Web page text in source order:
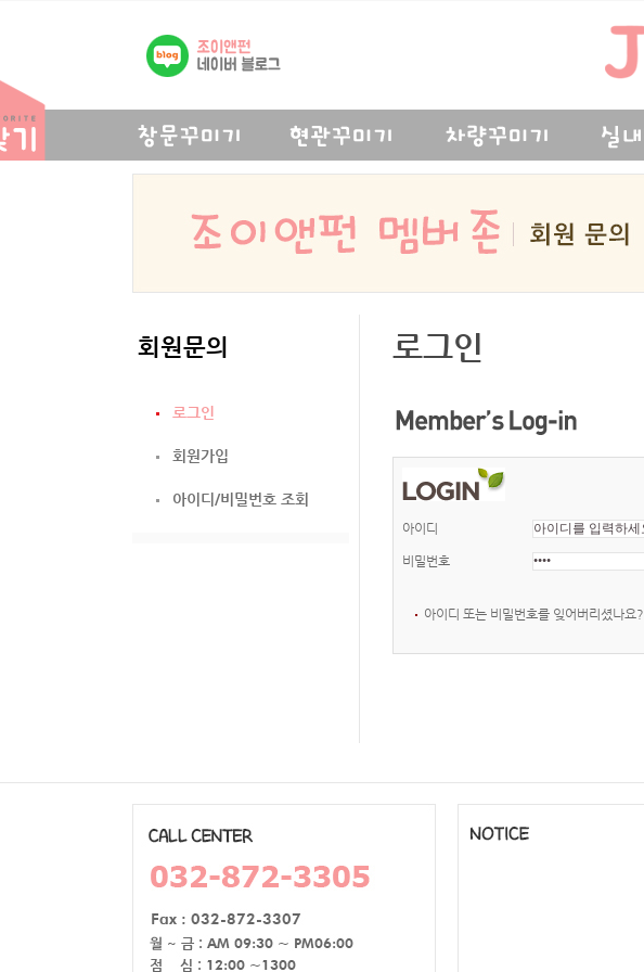
회원문의
로그인
회원가입
아이디/비밀번호 조회
로그인
아이디
비밀번호
아이디 또는 비밀번호를 잊어버리셨나요?